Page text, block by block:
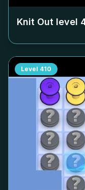
Knit Out level
Level 410